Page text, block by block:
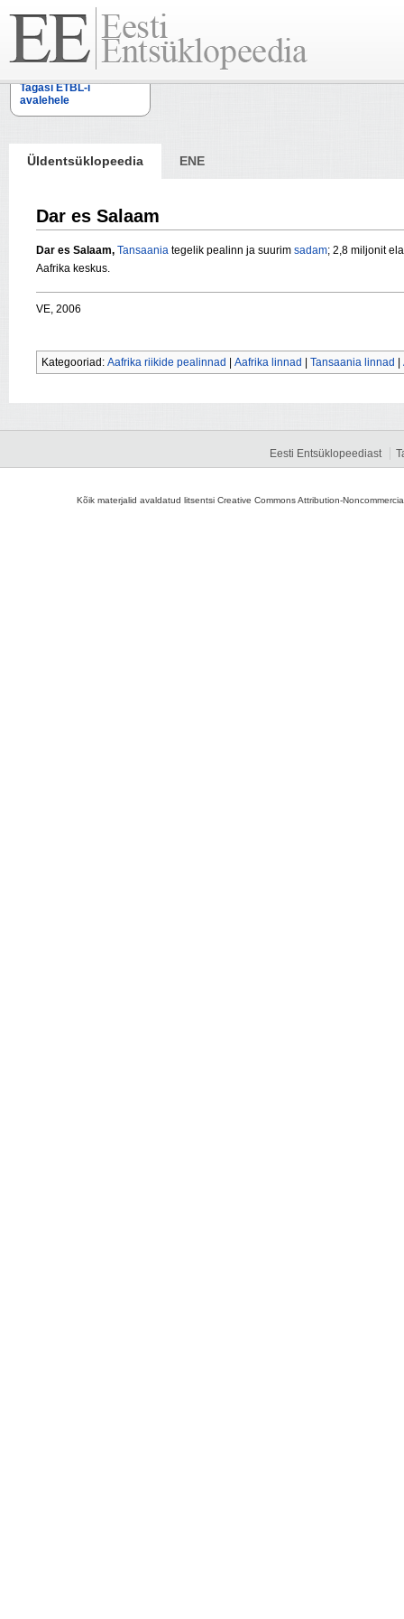
Tagasi ETBL-i
avalehele
Üldentsüklopeedia ENE
Dar es Salaam
Dar es Salaam, Tansaania tegelik pealinn ja suurim sadam; 2,8 miljonit
Aafrika keskus.
VE, 2006
Kategooriad: Aafrika riikide pealinnad Aafrika linnad Tansaania linnad
Eesti Entsüklopeediast
Kõik materjalid avaldatud litsentsi Creative Commons Attribution-